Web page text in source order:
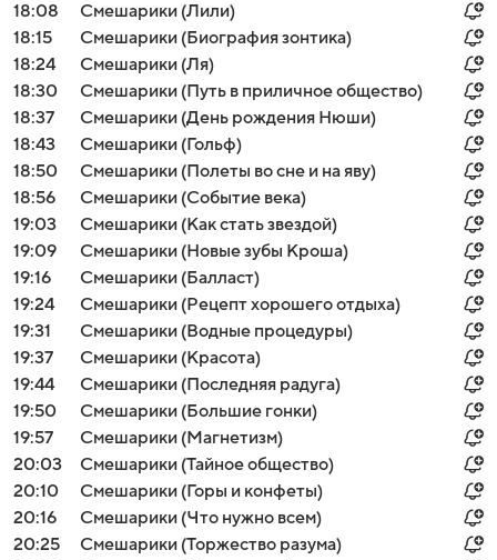
18:08
Смешарики (Лили)
18:15
Смешарики (Биография зонтика)
18:24
Смешарики (Ля)
18:30
Смешарики (Путь в приличное общество)
18:37
Смешарики (День рождения Нюши)
18:43
Смешарики (Гольф)
18:50
Смешарики (Полеты во сне и на яву)
18:56
Смешарики (Событие века)
19:03
Смешарики (Как стать звездой)
19:09
Смешарики (Новые зубы Кроша)
19:16
Смешарики (Балласт)
19:24
Смешарики (Рецепт хорошего отдыха)
19:31
Смешарики (Водные процедуры)
19:37
Смешарики (Красота)
19:44
Смешарики (Последняя радуга)
19:50
Смешарики (Большие гонки)
19:57
Смешарики (Магнетизм)
20:03
Смешарики (Тайное общество)
20:10
Смешарики (Горы и конфеты)
20:16
Смешарики (Что нужно всем)
20:25
Смешарики (Торжество разума)